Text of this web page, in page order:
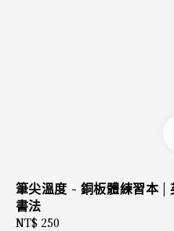
筆尖溫度 - 銅板體練習本 |
書法
Regular
NT$ 250